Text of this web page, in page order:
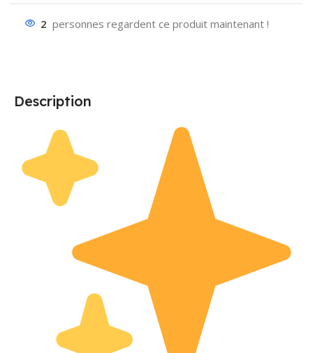
2 personnes regardent ce produit maintenant !
Description